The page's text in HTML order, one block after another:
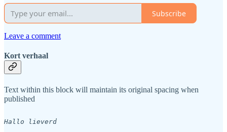
Subscribe
Leave a comment
Kort verhaal
Text within this block will maintain its original spacing when
published
Hallo lieverd